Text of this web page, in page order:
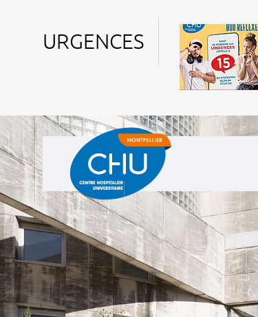
URGENCES